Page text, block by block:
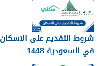
شروط التقديم على الاسكان
في السعودية 1448